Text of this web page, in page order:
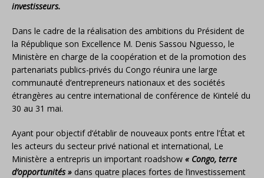
investisseurs.
Dans le cadre de la réalisation des ambitions du Président de
la République son Excellence M. Denis Sassou Nguesso, le
Ministère en charge de la coopération et de la promotion des
partenariats publics-privés du Congo réunira une large
communauté d’entrepreneurs nationaux et des sociétés
étrangères au centre international de conférence de Kintelé du
30 au 31 mai.
Ayant pour objectif d’établir de nouveaux ponts entre l’État et
les acteurs du secteur privé national et international, Le
Ministère a entrepris un important roadshow « Congo, terre
d’opportunités » dans quatre places fortes de l’investissement